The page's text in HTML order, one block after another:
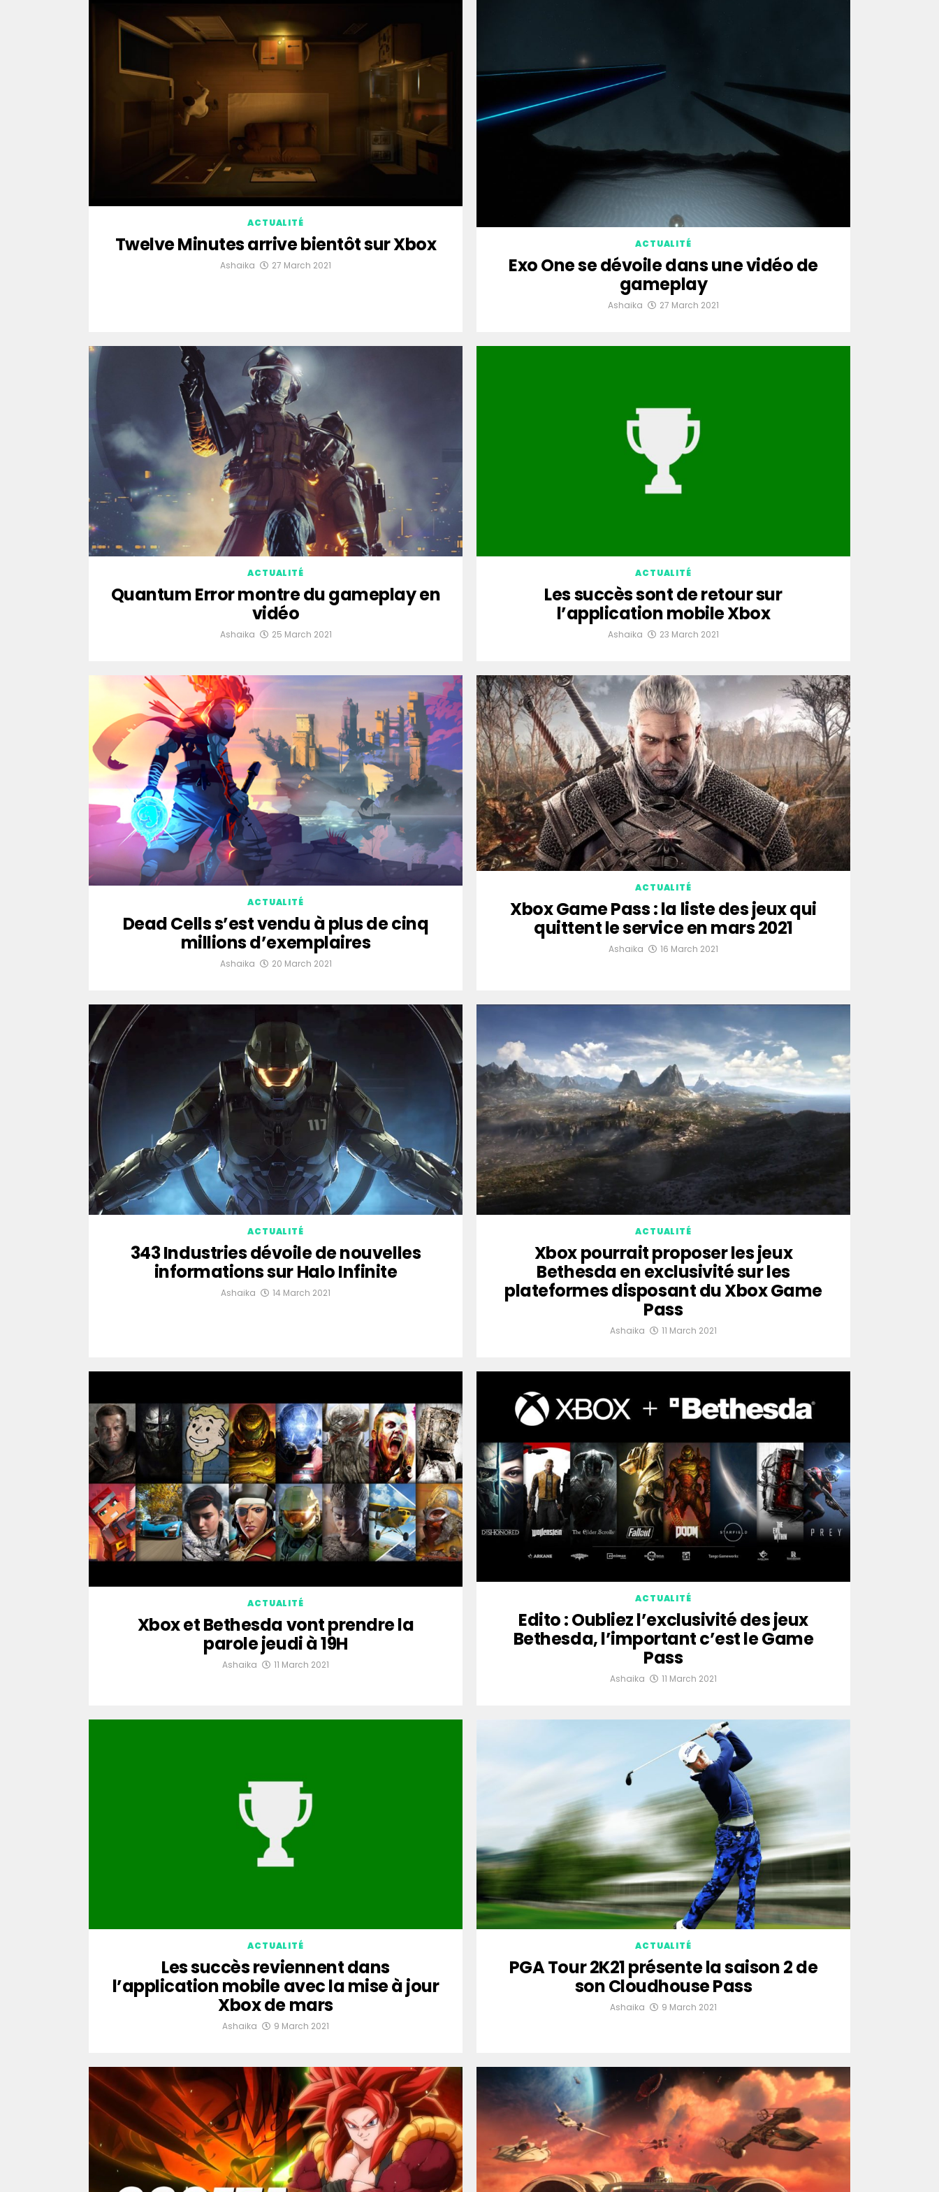
ACTUALITÉ
Twelve Minutes arrive bientôt sur Xbox
Ashaika 27 March 2021
ACTUALITÉ
Exo One se dévoile dans une vidéo de
gameplay
Ashaika 27 March 2021
ACTUALITÉ
Quantum Error montre du gameplay en
vidéo
Ashaika 25 March 2021
ACTUALITÉ
Les succès sont de retour sur
l’application mobile Xbox
Ashaika 23 March 2021
ACTUALITÉ
Dead Cells s’est vendu à plus de cinq
millions d’exemplaires
Ashaika 20 March 2021
ACTUALITÉ
Xbox Game Pass : la liste des jeux qui
quittent le service en mars 2021
Ashaika 16 March 2021
ACTUALITÉ
343 Industries dévoile de nouvelles
informations sur Halo Infinite
Ashaika 14 March 2021
ACTUALITÉ
Xbox pourrait proposer les jeux
Bethesda en exclusivité sur les
plateformes disposant du Xbox Game
Pass
Ashaika 11 March 2021
ACTUALITÉ
Xbox et Bethesda vont prendre la
parole jeudi à 19H
Ashaika 11 March 2021
ACTUALITÉ
Edito : Oubliez l’exclusivité des jeux
Bethesda, l’important c’est le Game
Pass
Ashaika 11 March 2021
ACTUALITÉ
Les succès reviennent dans
l’application mobile avec la mise à jour
Xbox de mars
Ashaika 9 March 2021
ACTUALITÉ
PGA Tour 2K21 présente la saison 2 de
son Cloudhouse Pass
Ashaika 9 March 2021